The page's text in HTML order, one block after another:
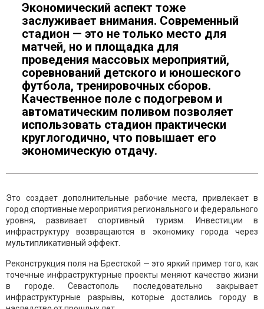
Экономический аспект тоже
заслуживает внимания. Современный
стадион — это не только место для
матчей, но и площадка для
проведения массовых мероприятий,
соревнований детского и юношеского
футбола, тренировочных сборов.
Качественное поле с подогревом и
автоматическим поливом позволяет
использовать стадион практически
круглогодично, что повышает его
экономическую отдачу.
Это создает дополнительные рабочие места, привлекает в
город спортивные мероприятия регионального и федерального
уровня, развивает спортивный туризм. Инвестиции в
инфраструктуру возвращаются в экономику города через
мультипликативный эффект.
Реконструкция поля на Брестской — это яркий пример того, как
точечные инфраструктурные проекты меняют качество жизни
в городе. Севастополь последовательно закрывает
инфраструктурные разрывы, которые достались городу в